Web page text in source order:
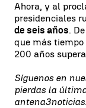
Ahora, y al
presidenciales
de seis años.
que más tiempo
200 años
Síguenos en
pierdas la